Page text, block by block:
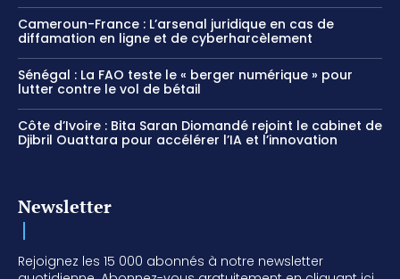
Cameroun-France : L’arsenal juridique en cas de
diffamation en ligne et de cyberharcèlement
Sénégal : La FAO teste le « berger numérique » pour
lutter contre le vol de bétail
Côte d’Ivoire : Bita Saran Diomandé rejoint le cabinet de
Djibril Ouattara pour accélérer l’IA et l’innovation
Newsletter
Rejoignez les 15 000 abonnés à notre newsletter